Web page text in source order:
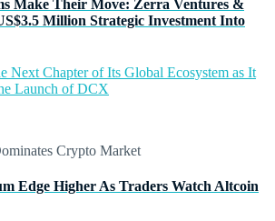
Make Their Move: Zerra Ventures &
Million Strategic Investment Into
Next Chapter of Its Global Ecosystem as It
Launch of DCX
Edge Higher As Traders Watch Altcoin